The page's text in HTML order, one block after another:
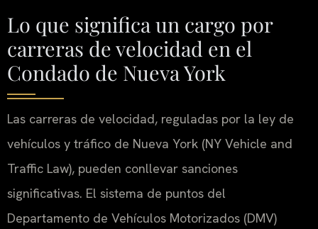
Lo que significa un cargo por
carreras de velocidad en el
Condado de Nueva York
Las carreras de velocidad, reguladas por la ley de
vehículos y tráfico de Nueva York (NY Vehicle and
Traffic Law), pueden conllevar sanciones
significativas. El sistema de puntos del
Departamento de Vehículos Motorizados (DMV)